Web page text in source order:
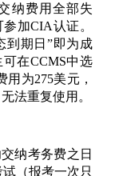
纳费用全部失
加CIA认证。
到期日”即为成
在CCMS中选
为275美元，
法重复使用。
纳考务费之日
（报考一次只